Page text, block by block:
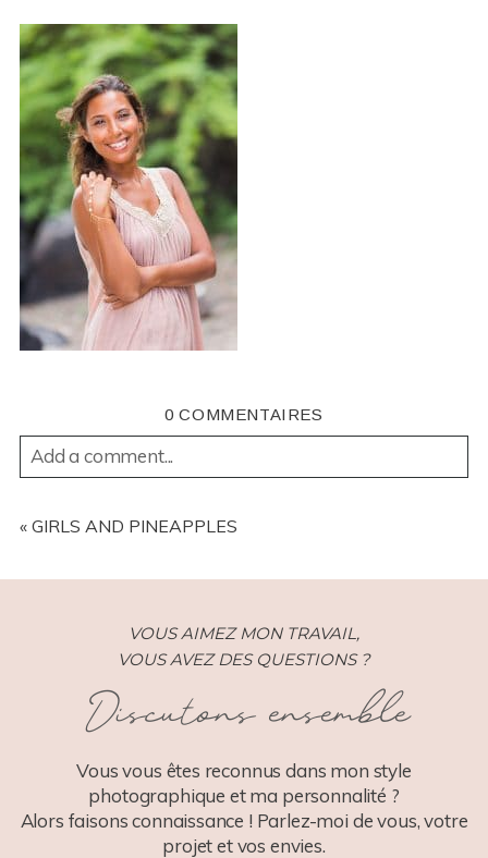
0 COMMENTAIRES
Add a comment...
REQUIRED FIELDS ARE MARKED *
« GIRLS AND PINEAPPLES
VOUS AIMEZ MON TRAVAIL,
VOUS AVEZ DES QUESTIONS ?
Discutons ensemble
Vous vous êtes reconnus dans mon style
photographique et ma personnalité ?
Alors faisons connaissance ! Parlez-moi de vous, votre
projet et vos envies.